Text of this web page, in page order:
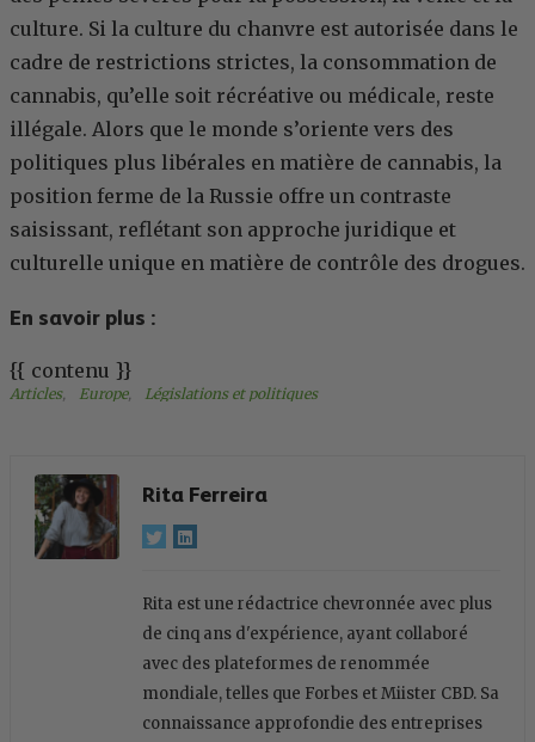
culture. Si la culture du chanvre est autorisée dans le
cadre de restrictions strictes, la consommation de
cannabis, qu’elle soit récréative ou médicale, reste
illégale. Alors que le monde s’oriente vers des
politiques plus libérales en matière de cannabis, la
position ferme de la Russie offre un contraste
saisissant, reflétant son approche juridique et
culturelle unique en matière de contrôle des drogues.
En savoir plus :
{{ contenu }}
Articles, Europe, Législations et politiques
Rita Ferreira
Rita est une rédactrice chevronnée avec plus
de cinq ans d'expérience, ayant collaboré
avec des plateformes de renommée
mondiale, telles que Forbes et Miister CBD. Sa
connaissance approfondie des entreprises